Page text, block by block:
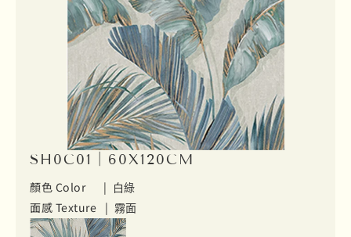
SH0C01｜60X120CM
顏色 Color | 白綠
面感 Texture | 霧面